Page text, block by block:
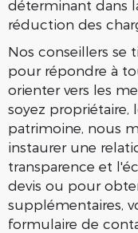
déterminant dans
réduction des
Nos conseillers se
pour répondre à
orienter vers les
soyez propriétaire,
patrimoine, nous
instaurer une
transparence et
devis ou pour
supplémentaires,
formulaire de